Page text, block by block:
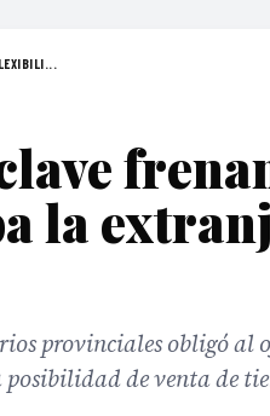
la
provinciales obligó al
de venta de